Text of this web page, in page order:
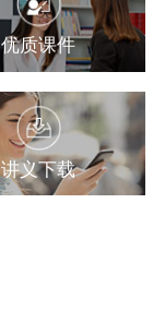
优质课件
讲义下载